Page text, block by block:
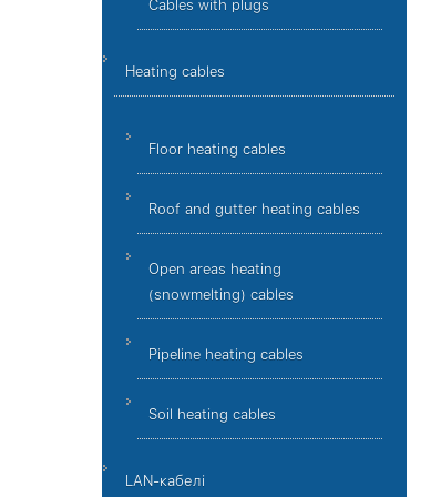
Cables with plugs
Heating cables
Floor heating cables
Roof and gutter heating cables
Open areas heating
(snowmelting) cables
Pipeline heating cables
Soil heating cables
LAN-кабелі